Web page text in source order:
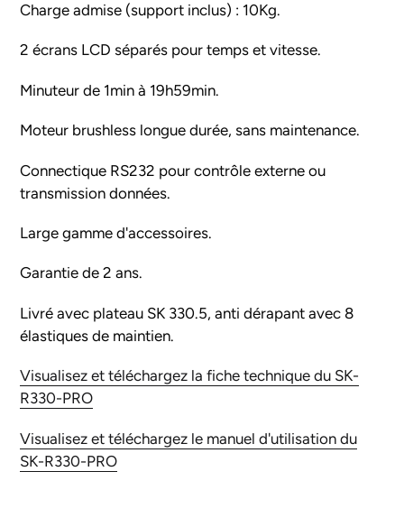
Charge admise (support inclus) : 10Kg.
2 écrans LCD séparés pour temps et vitesse.
Minuteur de 1min à 19h59min.
Moteur brushless longue durée, sans maintenance.
Connectique RS232 pour contrôle externe ou
transmission données.
Large gamme d'accessoires.
Garantie de 2 ans.
Livré avec plateau SK 330.5, anti dérapant avec 8
élastiques de maintien.
Visualisez et téléchargez la fiche technique du SK-
R330-PRO
Visualisez et téléchargez le manuel d'utilisation du
SK-R330-PRO